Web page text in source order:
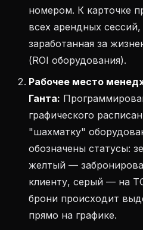
номером. К карточке
всех арендных
заработанная за
(ROI оборудования).
Рабочее место
Ганта:
графического
"шахматку"
обозначены статусы:
желтый —
клиенту, серый — на
брони происходит
прямо на графике.